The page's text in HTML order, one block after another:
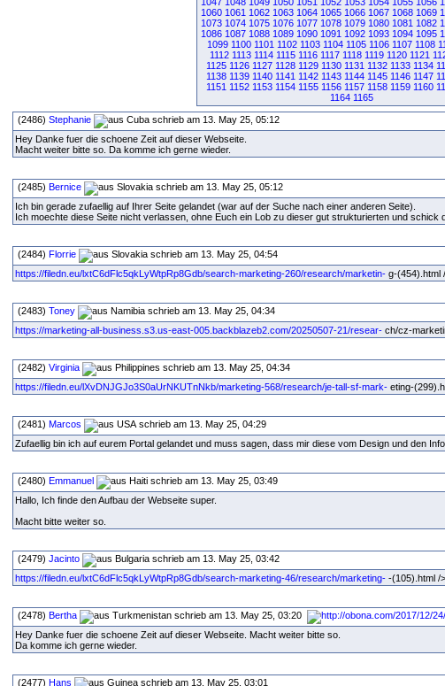
1060 1061 1062 1063 1064 1065 1066 1067 1068 1069
1073 1074 1075 1076 1077 1078 1079 1080 1081 1082
1086 1087 1088 1089 1090 1091 1092 1093 1094 1095
1099 1100 1101 1102 1103 1104 1105 1106 1107 1108
1112 1113 1114 1115 1116 1117 1118 1119 1120 1121
1125 1126 1127 1128 1129 1130 1131 1132 1133 1134
1138 1139 1140 1141 1142 1143 1144 1145 1146 1147
1151 1152 1153 1154 1155 1156 1157 1158 1159 1160
1164 1165
(2486) Stephanie
schrieb am 13. May 25, 05:12
Hey Danke fuer die schoene Zeit auf dieser Webseite.
Macht weiter bitte so. Da komme ich gerne wieder.
(2485) Bernice
schrieb am 13. May 25, 05:12
Ich bin gerade zufaellig auf Ihrer Seite gelandet (war auf der Suche nach einer anderen Seite).
Ich moechte diese Seite nicht verlassen, ohne Euch ein Lob zu dieser gut strukturierten und schick
(2484) Florrie
schrieb am 13. May 25, 04:54
https://filedn.eu/lxtC6dFlc5qkLyWtpRp8Gdb/search-marketing-260/research/marketin- g-(454).html
(2483) Toney
schrieb am 13. May 25, 04:34
https://marketing-all-business.s3.us-east-005.backblazeb2.com/20250507-21/resear- ch/cz-
(2482) Virginia
schrieb am 13. May 25, 04:34
https://filedn.eu/lXvDNJGJo3S0aUrNKUTnNkb/marketing-568/research/je-tall-sf-mark- eting-
(2481) Marcos
schrieb am 13. May 25, 04:29
Zufaellig bin ich auf eurem Portal gelandet und muss sagen, dass mir diese vom Design und den
(2480) Emmanuel
schrieb am 13. May 25, 03:49
Hallo, Ich finde den Aufbau der Webseite super.
Macht bitte weiter so.
(2479) Jacinto
schrieb am 13. May 25, 03:42
https://filedn.eu/lxtC6dFlc5qkLyWtpRp8Gdb/search-marketing-46/research/marketing- -(105).html /
(2478) Bertha
schrieb am 13. May 25, 03:20
Hey Danke fuer die schoene Zeit auf dieser Webseite. Macht weiter bitte so.
Da komme ich gerne wieder.
(2477) Hans schrieb am 13. May 25, 03:01